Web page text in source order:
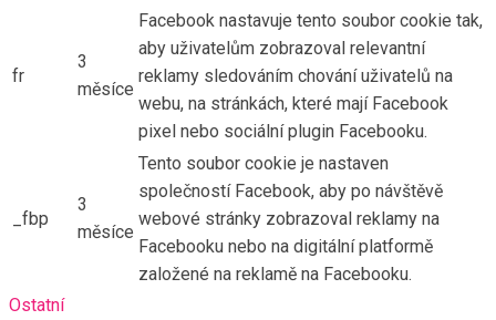
fr
3
měsíce
Facebook nastavuje tento soubor cookie tak,
aby uživatelům zobrazoval relevantní
reklamy sledováním chování uživatelů na
webu, na stránkách, které mají Facebook
pixel nebo sociální plugin Facebooku.
_fbp
3
měsíce
Tento soubor cookie je nastaven
společností Facebook, aby po návštěvě
webové stránky zobrazoval reklamy na
Facebooku nebo na digitální platformě
založené na reklamě na Facebooku.
Ostatní